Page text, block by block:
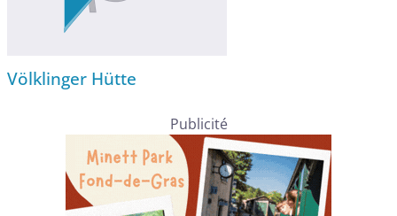
Völklinger Hütte
Publicité